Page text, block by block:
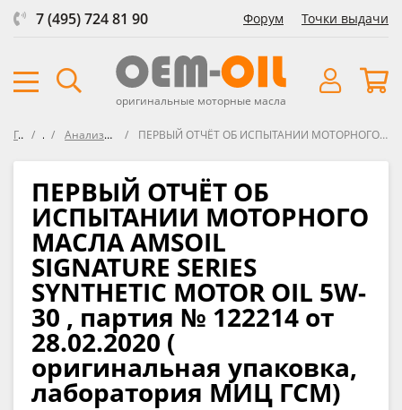
7 (495) 724 81 90 Форум Точки выдачи
оригинальные моторные масла
Главная ФорумАнализы свежих масел VOA (Virgin Oil Analysis) ПЕРВЫЙ ОТЧЁТ ОБ ИСПЫТАНИИ МОТОРНОГО МАСЛА AMSOIL SIGNATURE SERIES SYNTHETIC MOTOR OIL 5W-30 , партия № 122214 от 28.02.2020 ( оригинальная упаковка, лаборатория МИЦ ГСМ)
ПЕРВЫЙ ОТЧЁТ ОБ
ИСПЫТАНИИ МОТОРНОГО
МАСЛА AMSOIL
SIGNATURE SERIES
SYNTHETIC MOTOR OIL 5W-
30 , партия № 122214 от
28.02.2020 (
оригинальная упаковка,
лаборатория МИЦ ГСМ)